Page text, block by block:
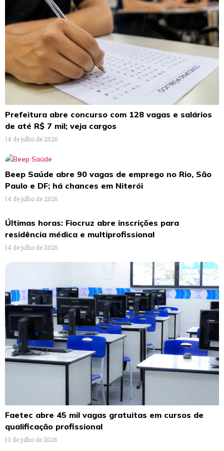
Prefeitura abre concurso com 128 vagas e salários
de até R$ 7 mil; veja cargos
14 de julho de 2026
Beep Saúde abre 90 vagas de emprego no Rio, São
Paulo e DF; há chances em Niterói
14 de julho de 2026
Últimas horas: Fiocruz abre inscrições para
residência médica e multiprofissional
14 de julho de 2026
Faetec abre 45 mil vagas gratuitas em cursos de
qualificação profissional
13 de julho de 2026